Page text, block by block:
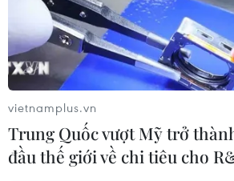
vietnamplus.vn
Trung Quốc vượt Mỹ trở
đầu thế giới về chi tiêu cho